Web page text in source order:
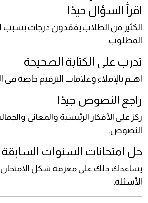
اقرأ السؤال جيدًا
الكثير من الطلاب يفقدون درجات
المطلوب.
تدرب على الكتابة الصحيحة
اهتم بالإملاء وعلامات الترقيم خاصة في
راجع النصوص جيدًا
ركز على الأفكار الرئيسية والمعاني
النصوص.
حل امتحانات السنوات السابقة
يساعدك ذلك على معرفة شكل الامتحان
الأسئلة.